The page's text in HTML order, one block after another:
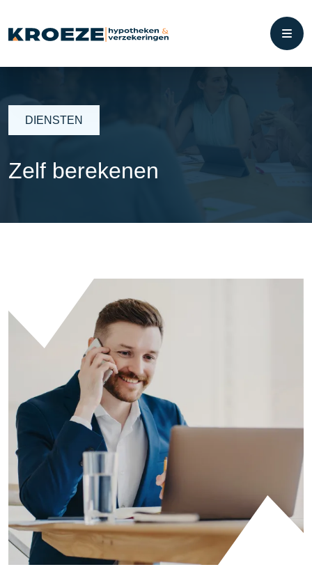
DIENSTEN
Zelf berekenen